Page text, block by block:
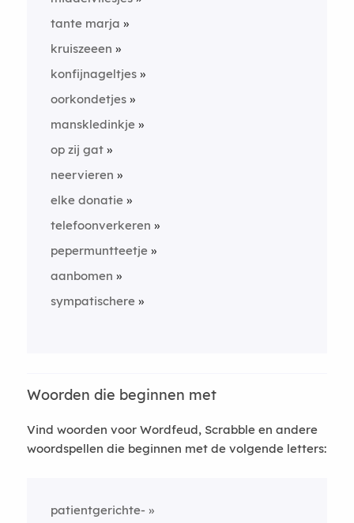
tante marja
kruiszeeen
konfijnageltjes
oorkondetjes
manskledinkje
op zij gat
neervieren
elke donatie
telefoonverkeren
pepermuntteetje
aanbomen
sympatischere
Woorden die beginnen met
Vind woorden voor Wordfeud, Scrabble en andere
woordspellen die beginnen met de volgende letters:
patientgerichte-